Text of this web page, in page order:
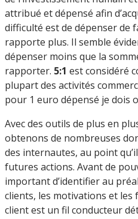
attribué et dépensé afin
difficulté est de dépenser de
rapporte plus. Il semble
dépenser moins que la
rapporter. 5:1 est considéré
plupart des activités
pour 1 euro dépensé je dois
Avec des outils de plus en
obtenons de nombreuses
des internautes, au point
futures actions. Avant de
important d’identifier au
clients, les motivations et les
client est un fil conducteur